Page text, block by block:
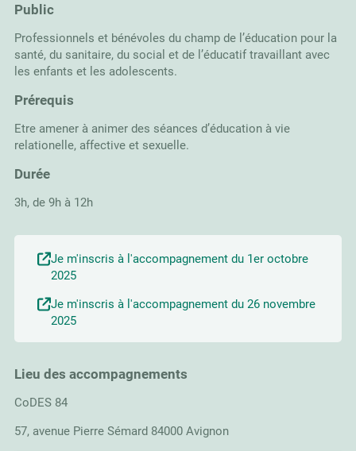
Public
Professionnels et bénévoles du champ de l’éducation pour la
santé, du sanitaire, du social et de l’éducatif travaillant avec
les enfants et les adolescents.
Prérequis
Etre amener à animer des séances d’éducation à vie
relationelle, affective et sexuelle.
Durée
3h, de 9h à 12h
Je m'inscris à l'accompagnement du 1er octobre
2025
Je m'inscris à l'accompagnement du 26 novembre
2025
Lieu des accompagnements
CoDES 84
57, avenue Pierre Sémard 84000 Avignon